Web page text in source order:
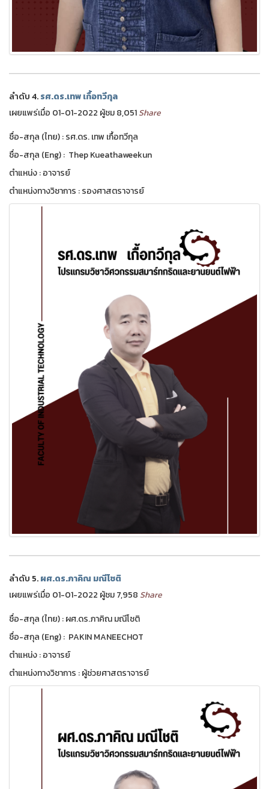
ลำดับ 4.รศ.ดร.เทพ เกื้อทวีกุล
เผยแพร่เมื่อ 01-01-2022 ผู้ชม 8,051Share
ชื่อ-สกุล (ไทย) : รศ.ดร. เทพ เกื้อทวีกุล
ชื่อ-สกุล (Eng) : Thep Kueathaweekun
ตำแหน่ง : อาจารย์
ตำแหน่งทางวิชาการ : รองศาสตราจารย์
ลำดับ 5.ผศ.ดร.ภาคิณ มณีโชติ
เผยแพร่เมื่อ 01-01-2022 ผู้ชม 7,958 Share
ชื่อ-สกุล (ไทย) : ผศ.ดร.ภาคิณ มณีโชติ
ชื่อ-สกุล (Eng) : PAKIN MANEECHOT
ตำแหน่ง : อาจารย์
ตำแหน่งทางวิชาการ : ผู้ช่วยศาสตราจารย์